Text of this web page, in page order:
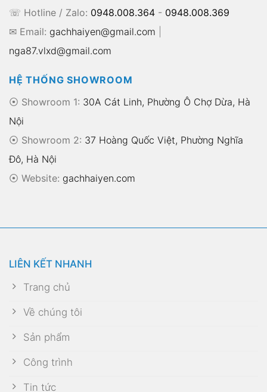
☏ Hotline / Zalo: 0948.008.364 - 0948.008.369
✉ Email: gachhaiyen@gmail.com
nga87.vlxd@gmail.com
HỆ THỐNG SHOWROOM
⦿ Showroom 1: 30A Cát Linh, Phường Ô Chợ Dừa, Hà
Nội
⦿ Showroom 2: 37 Hoàng Quốc Việt, Phường Nghĩa
Đô, Hà Nội
⦿ Website: gachhaiyen.com
LIÊN KẾT NHANH
Trang chủ
Về chúng tôi
Sản phẩm
Công trình
Tin tức